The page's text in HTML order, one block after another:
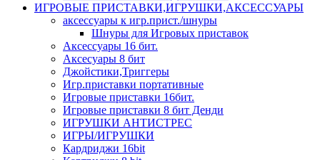
ИГРОВЫЕ ПРИСТАВКИ,ИГРУШКИ,АКСЕССУАРЫ
аксесcуары к игр.прист./шнуры
Шнуры для Игровых приставок
Аксессуары 16 бит.
Аксесуары 8 бит
Джойстики,Триггеры
Игр.приставки портативные
Игровые приставки 16бит.
Игровые приставки 8 бит Денди
ИГРУШКИ АНТИСТРЕС
ИГРЫ/ИГРУШКИ
Кардриджи 16bit